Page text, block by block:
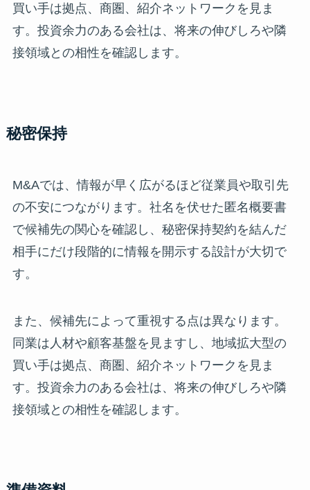
買い手は拠点、商圏、紹介ネットワークを見ま
す。投資余力のある会社は、将来の伸びしろや隣
接領域との相性を確認します。
秘密保持
M&Aでは、情報が早く広がるほど従業員や取引先
の不安につながります。社名を伏せた匿名概要書
で候補先の関心を確認し、秘密保持契約を結んだ
相手にだけ段階的に情報を開示する設計が大切で
す。
また、候補先によって重視する点は異なります。
同業は人材や顧客基盤を見ますし、地域拡大型の
買い手は拠点、商圏、紹介ネットワークを見ま
す。投資余力のある会社は、将来の伸びしろや隣
接領域との相性を確認します。